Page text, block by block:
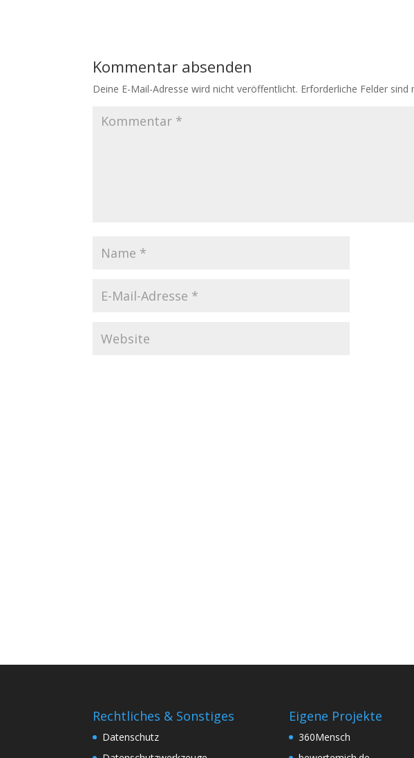
Kommentar absenden
Deine E-Mail-Adresse wird nicht veröffentlicht. Erforderliche Felder
Rechtliches & Sonstiges
Datenschutz
Eigene Projekte
360Mensch